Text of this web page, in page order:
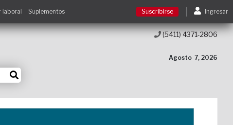
Suscribirse
laboral Suplementos Suscribirse Ingresar
Agosto 7, 2026
(5411) 4371-2806